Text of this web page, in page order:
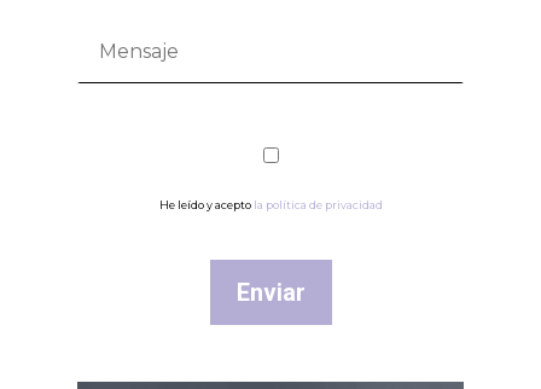
He leído y acepto la política de privacidad